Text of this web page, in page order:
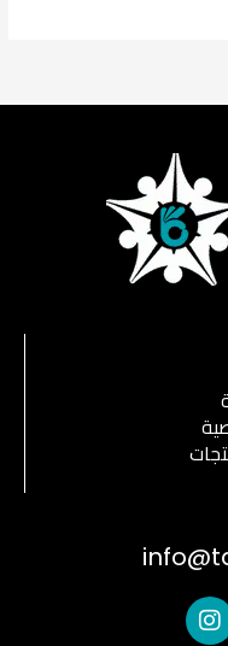
I
n